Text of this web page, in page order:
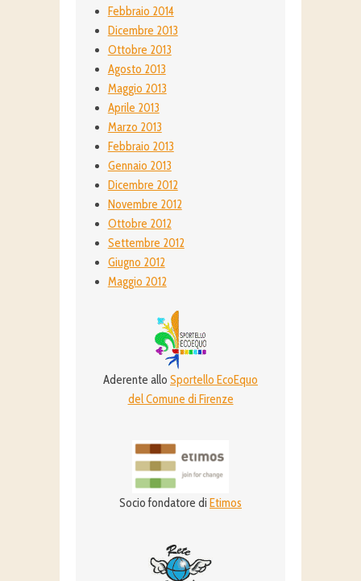
Febbraio 2014
Dicembre 2013
Ottobre 2013
Agosto 2013
Maggio 2013
Aprile 2013
Marzo 2013
Febbraio 2013
Gennaio 2013
Dicembre 2012
Novembre 2012
Ottobre 2012
Settembre 2012
Giugno 2012
Maggio 2012
Aderente allo Sportello EcoEquo
del Comune di Firenze
Socio fondatore di Etimos